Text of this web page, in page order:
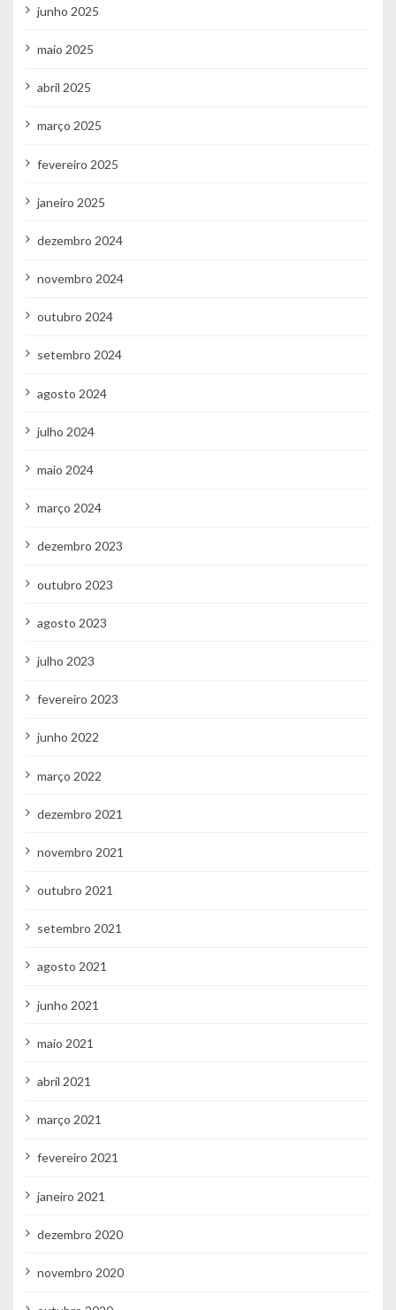
junho 2025
maio 2025
abril 2025
março 2025
fevereiro 2025
janeiro 2025
dezembro 2024
novembro 2024
outubro 2024
setembro 2024
agosto 2024
julho 2024
maio 2024
março 2024
dezembro 2023
outubro 2023
agosto 2023
julho 2023
fevereiro 2023
junho 2022
março 2022
dezembro 2021
novembro 2021
outubro 2021
setembro 2021
agosto 2021
junho 2021
maio 2021
abril 2021
março 2021
fevereiro 2021
janeiro 2021
dezembro 2020
novembro 2020